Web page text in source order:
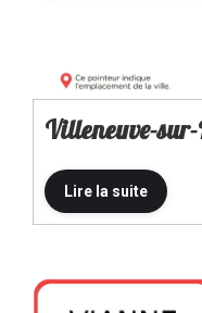
Villeneuve-